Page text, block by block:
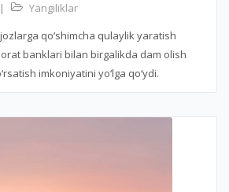
|
Yangiliklar
qo‘shimcha qulaylik yaratish
banklari bilan birgalikda dam olish
imkoniyatini yo‘lga qo‘ydi.